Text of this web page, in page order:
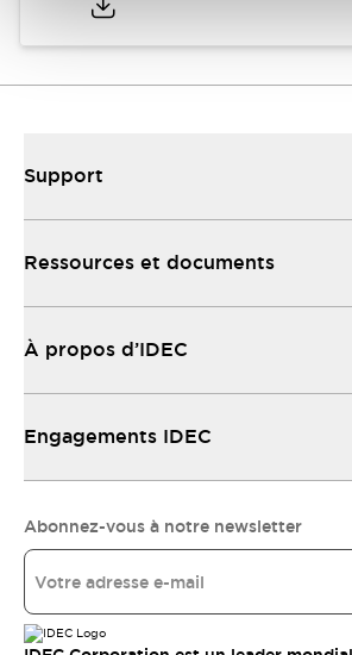
Support
Ressources et documents
À propos d’IDEC
Engagements IDEC
Abonnez-vous à notre newsletter